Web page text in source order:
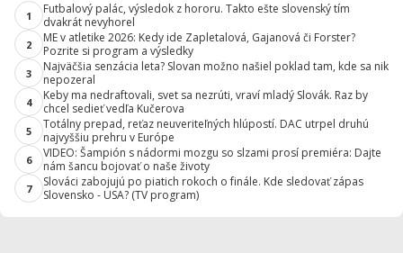
1
Futbalový palác, výsledok z hororu. Takto ešte slovenský tím
dvakrát nevyhorel
2
ME v atletike 2026: Kedy ide Zapletalová, Gajanová či Forster?
Pozrite si program a výsledky
3
Najväčšia senzácia leta? Slovan možno našiel poklad tam, kde sa nik
nepozeral
4
Keby ma nedraftovali, svet sa nezrúti, vraví mladý Slovák. Raz by
chcel sedieť vedľa Kučerova
5
Totálny prepad, reťaz neuveriteľných hlúpostí. DAC utrpel druhú
najvyššiu prehru v Európe
6
VIDEO: Šampión s nádormi mozgu so slzami prosí premiéra: Dajte
nám šancu bojovať o naše životy
7
Slováci zabojujú po piatich rokoch o finále. Kde sledovať zápas
Slovensko - USA? (TV program)